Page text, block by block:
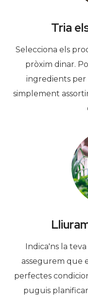
Tria
Selecciona els
pròxim dinar.
ingredients per
simplement
Indica'ns la
assegurem que
perfectes
puguis